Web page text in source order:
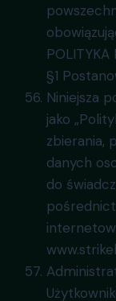
POLITYKA
§1
Niniejsza
jako
zbierania,
danych
do